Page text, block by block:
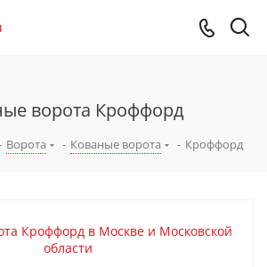
ворота Кроффорд
Ворота - Кованые ворота - Кроффорд